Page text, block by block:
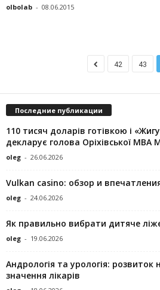
olbolab - 08.06.2015
42 43
Последние публикации
110 тисяч доларів готівкою і
декларує голова Оріхівської МВА
oleg - 26.06.2026
Vulkan casino: обзор и
oleg - 24.06.2026
Як правильно вибрати дитяче
oleg - 19.06.2026
Андрологія та урологія: розвиток
значення лікарів